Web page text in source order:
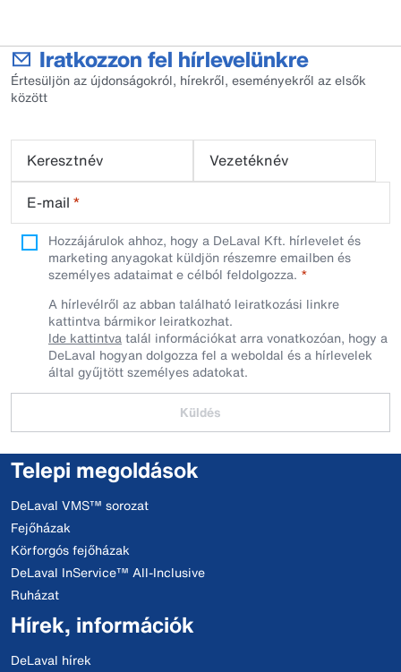
Iratkozzon fel hírlevelünkre
Értesüljön az újdonságokról, hírekről, eseményekről az elsők
között
Keresztnév
Vezetéknév
E-mail *
Hozzájárulok ahhoz, hogy a DeLaval Kft. hírlevelet és
marketing anyagokat küldjön részemre emailben és
személyes adataimat e célból feldolgozza.
A hírlevélről az abban található leiratkozási linkre
kattintva bármikor leiratkozhat.
Ide kattintvatalál információkat arra vonatkozóan, hogy a
DeLaval hogyan dolgozza fel a weboldal és a hírlevelek
által gyűjtött személyes adatokat.
Küldés
Telepi megoldások
DeLaval VMS™ sorozat
Fejőházak
Körforgós fejőházak
DeLaval InService™ All-Inclusive
Ruházat
Hírek, információk
DeLaval hírek